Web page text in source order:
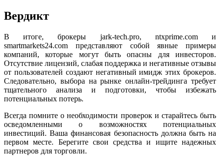
Вердикт
В итоге, брокеры jark-tech.pro, ntxprime.com и
smartmarkets24.com представляют собой явные примеры
компаний, которые могут быть опасны для инвесторов.
Отсутствие лицензий, слабая поддержка и негативные отзывы
от пользователей создают негативный имидж этих брокеров.
Следовательно, выбора на рынке онлайн-трейдинга требует
тщательного анализа и подготовки, чтобы избежать
потенциальных потерь.
Всегда помните о необходимости проверок и старайтесь быть
осведомленными о возможностях потенциальных
инвестиций. Ваша финансовая безопасность должна быть на
первом месте. Берегите свои средства и ищите надежных
партнеров для торговли.